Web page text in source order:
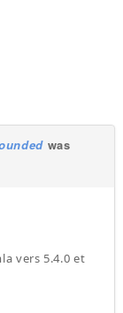
was
vers 5.4.0 et